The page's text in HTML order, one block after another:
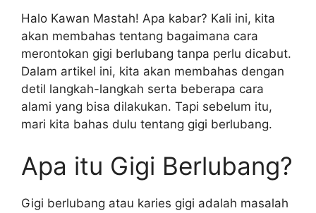
Halo Kawan Mastah! Apa kabar? Kali ini, kita
akan membahas tentang bagaimana cara
merontokan gigi berlubang tanpa perlu dicabut.
Dalam artikel ini, kita akan membahas dengan
detil langkah-langkah serta beberapa cara
alami yang bisa dilakukan. Tapi sebelum itu,
mari kita bahas dulu tentang gigi berlubang.
Apa itu Gigi Berlubang?
Gigi berlubang atau karies gigi adalah masalah